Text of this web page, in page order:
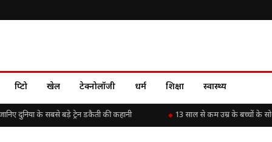
क्रिप्टो खेल टेक्नोलॉजी धर्म शिक्षा स्वास्थ्य
दुनिया के सबसे बड़े ट्रेन डकैती की कहानी 13 साल से कम उम्र के बच्चों के